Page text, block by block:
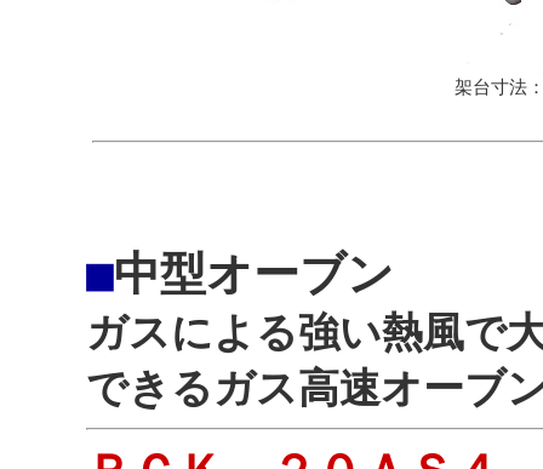
架台寸法
■中型オーブン
ガスによる強い熱風で
できるガス高速オーブ